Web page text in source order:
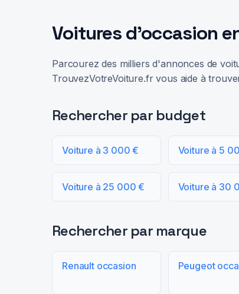
Voitures d'occasion
Parcourez des milliers d'annonces de
TrouvezVotreVoiture.fr vous aide à
Rechercher par budget
Voiture à 3 000 € Voiture à 5
Voiture à 25 000 € Voiture à 30
Rechercher par marque
Renault occasion Peugeot